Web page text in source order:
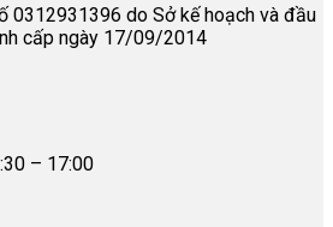
0312931396 do Sở kế hoạch và đầu
cấp ngày 17/09/2014
– 17:00